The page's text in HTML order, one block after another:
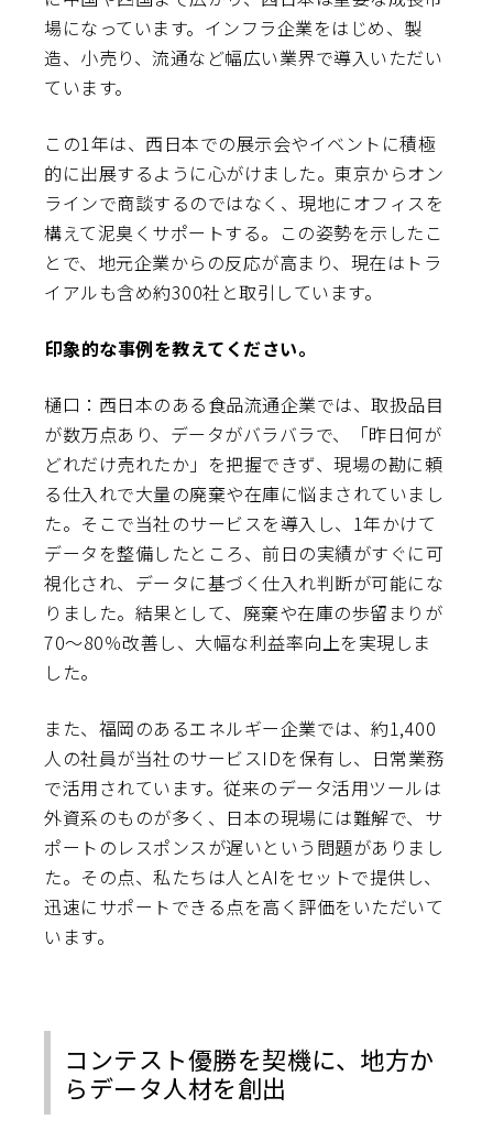
場になっています。インフラ企業をはじめ、製
造、小売り、流通など幅広い業界で導入いただい
ています。
この1年は、西日本での展示会やイベントに積極
的に出展するように心がけました。東京からオン
ラインで商談するのではなく、現地にオフィスを
構えて泥臭くサポートする。この姿勢を示したこ
とで、地元企業からの反応が高まり、現在はトラ
イアルも含め約300社と取引しています。
――印象的な事例を教えてください。
樋口：西日本のある食品流通企業では、取扱品目
が数万点あり、データがバラバラで、「昨日何が
どれだけ売れたか」を把握できず、現場の勘に頼
る仕入れで大量の廃棄や在庫に悩まされていまし
た。そこで当社のサービスを導入し、1年かけて
データを整備したところ、前日の実績がすぐに可
視化され、データに基づく仕入れ判断が可能にな
りました。結果として、廃棄や在庫の歩留まりが
70〜80％改善し、大幅な利益率向上を実現しま
した。
また、福岡のあるエネルギー企業では、約1,400
人の社員が当社のサービスIDを保有し、日常業務
で活用されています。従来のデータ活用ツールは
外資系のものが多く、日本の現場には難解で、サ
ポートのレスポンスが遅いという問題がありまし
た。その点、私たちは人とAIをセットで提供し、
迅速にサポートできる点を高く評価をいただいて
います。
コンテスト優勝を契機に、地方か
らデータ人材を創出